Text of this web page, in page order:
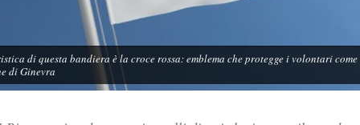
di questa bandiera è la croce rossa: emblema che protegge i volontari
di Ginevra